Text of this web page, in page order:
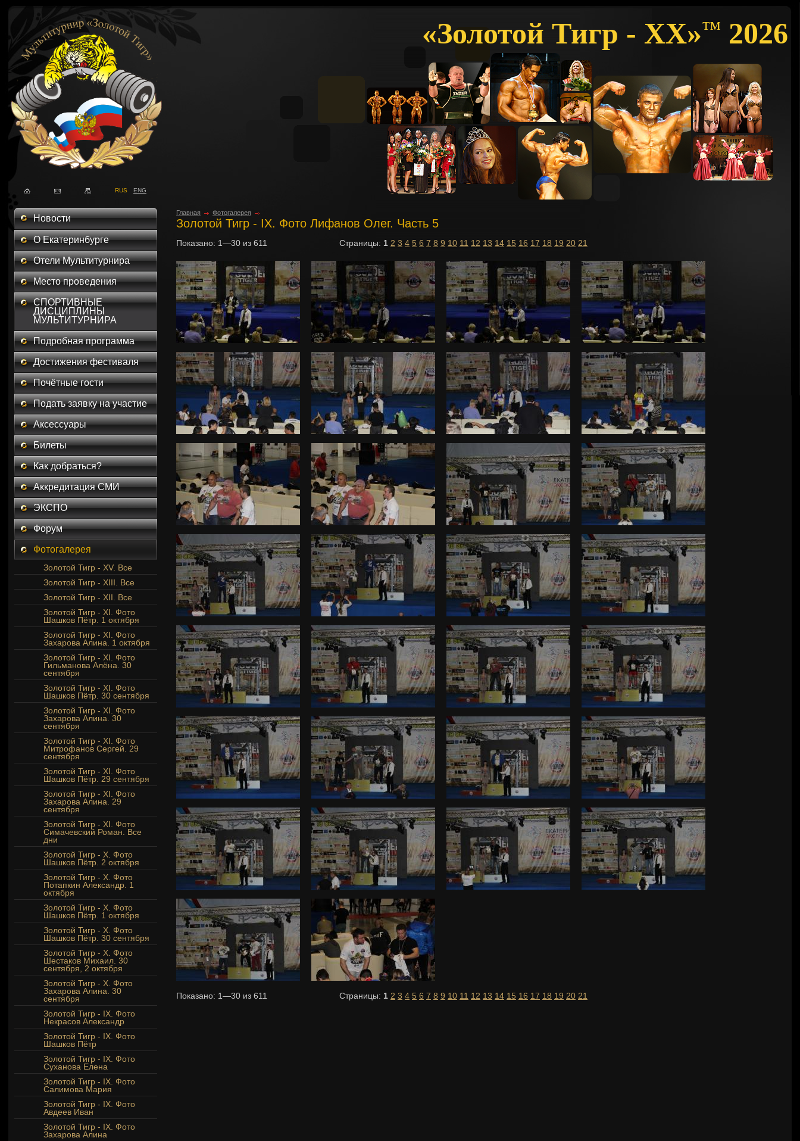
«Золотой Тигр - XX»™ 2026
RUS ENG
Новости
О Екатеринбурге
Отели Мультитурнира
Место проведения
СПОРТИВНЫЕ
ДИСЦИПЛИНЫ
МУЛЬТИТУРНИРА
Подробная программа
Достижения фестиваля
Почётные гости
Подать заявку на участие
Аксессуары
Билеты
Как добраться?
Аккредитация СМИ
ЭКСПО
Форум
Фотогалерея
Золотой Тигр - XV. Все
Золотой Тигр - XIII. Все
Золотой Тигр - XII. Все
Золотой Тигр - XI. Фото
Шашков Пётр. 1 октября
Золотой Тигр - XI. Фото
Захарова Алина. 1 октября
Золотой Тигр - XI. Фото
Гильманова Алёна. 30
сентября
Золотой Тигр - XI. Фото
Шашков Пётр. 30 сентября
Золотой Тигр - XI. Фото
Захарова Алина. 30
сентября
Золотой Тигр - XI. Фото
Митрофанов Сергей. 29
сентября
Золотой Тигр - XI. Фото
Шашков Пётр. 29 сентября
Золотой Тигр - XI. Фото
Захарова Алина. 29
сентября
Золотой Тигр - XI. Фото
Симачевский Роман. Все
дни
Золотой Тигр - Х. Фото
Шашков Пётр. 2 октября
Золотой Тигр - Х. Фото
Потапкин Александр. 1
октября
Золотой Тигр - Х. Фото
Шашков Пётр. 1 октября
Золотой Тигр - Х. Фото
Шашков Пётр. 30 сентября
Золотой Тигр - Х. Фото
Шестаков Михаил. 30
сентября, 2 октября
Золотой Тигр - X. Фото
Захарова Алина. 30
сентября
Золотой Тигр - IX. Фото
Некрасов Александр
Золотой Тигр - IX. Фото
Шашков Пётр
Золотой Тигр - IX. Фото
Суханова Елена
Золотой Тигр - IX. Фото
Салимова Мария
Золотой Тигр - IX. Фото
Авдеев Иван
Золотой Тигр - IX. Фото
Захарова Алина
Главная Фотогалерея
Золотой Тигр - IX. Фото Лифанов Олег. Часть 5
Показано: 1—30 из 611 Страницы: 1 2 3 4 5 6 7 8 9 10 11 12 13 14 15 16 17 18 19 20 21
Показано: 1—30 из 611 Страницы: 1 2 3 4 5 6 7 8 9 10 11 12 13 14 15 16 17 18 19 20 21